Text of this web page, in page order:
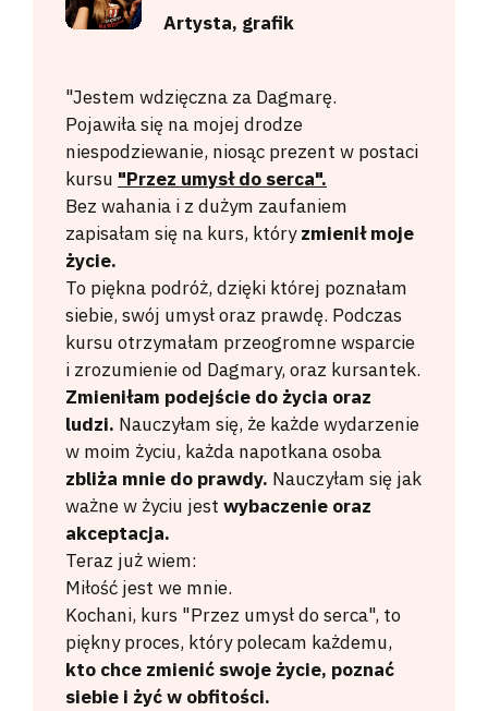
"Jestem wdzięczna za Dagmarę.
Pojawiła się na mojej drodze
niespodziewanie, niosąc prezent w postaci
kursu "Przez umysł do serca".
Bez wahania i z dużym zaufaniem
zapisałam się na kurs, któryzmienił moje
życie.
To piękna podróż, dzięki której poznałam
siebie, swój umysł oraz prawdę. Podczas
kursu otrzymałam przeogromne wsparcie
i zrozumienie od Dagmary, oraz kursantek.
Zmieniłam podejście do życia oraz
ludzi. Nauczyłam się, że każde wydarzenie
w moim życiu, każda napotkana osoba
zbliża mnie do prawdy. Nauczyłam się jak
ważne w życiu jest wybaczenie oraz
akceptacja.
Teraz już wiem:
Miłość jest we mnie.
Kochani, kurs "Przez umysł do serca", to
piękny proces, który polecam każdemu,
kto chce zmienić swoje życie, poznać
siebie i żyć w obfitości.
Artysta, grafik